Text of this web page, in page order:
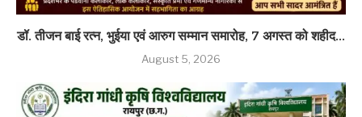
डॉ. तीजन बाई रत्न, भुईया एवं आरुग सम्मान समारोह, 7 अगस्त को शहीद...
August 5, 2026